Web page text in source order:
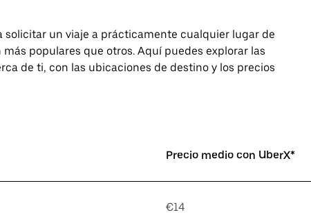
un viaje a prácticamente cualquier lugar de
populares que otros. Aquí puedes explorar las
de ti, con las ubicaciones de destino y los precios
Precio medio con UberX*
€14